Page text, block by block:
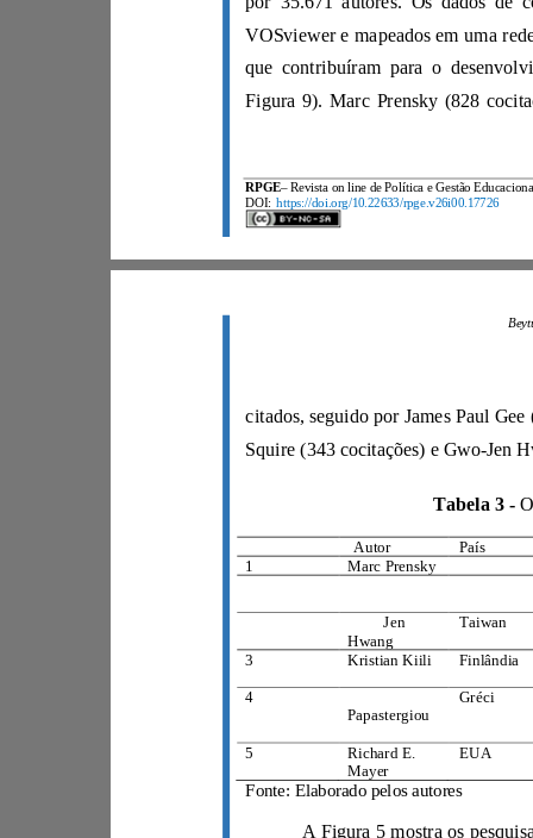
RPGE
DOI: https://doi.org/10.22633/rpge.v26i00.17726
Tabela 3 -
Autor
País
1
Marc Prensky
- Jen
Hwang
Taiw an
3 Kristian Kiili Finlând ia
4
Papastergiou
Gréci
5 Richard E.
Mayer
EUA
Fonte: Elaborado pelos autores